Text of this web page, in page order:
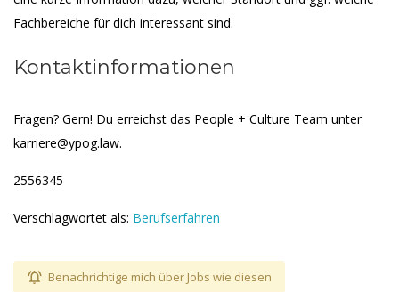
Fachbereiche für dich interessant sind.
Kontaktinformationen
Fragen? Gern! Du erreichst das People + Culture Team unter
karriere@ypog.law.
2556345
Verschlagwortet als: Berufserfahren
Benachrichtige mich über Jobs wie diesen